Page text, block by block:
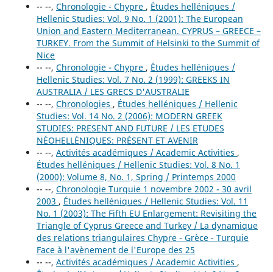
-- --, Chronologie - Chypre , Études helléniques /
Hellenic Studies: Vol. 9 No. 1 (2001): The European
Union and Eastern Mediterranean. CYPRUS – GREECE –
TURKEY. From the Summit of Helsinki to the Summit of
Nice
-- --, Chronologie - Chypre , Études helléniques /
Hellenic Studies: Vol. 7 No. 2 (1999): GREEKS IN
AUSTRALIA / LES GRECS D'AUSTRALIE
-- --, Chronologies , Études helléniques / Hellenic
Studies: Vol. 14 No. 2 (2006): MODERN GREEK
STUDIES: PRESENT AND FUTURE / LES ETUDES
NÉOHELLÉNIQUES: PRÉSENT ET AVENIR
-- --, Activités académiques / Academic Activities ,
Études helléniques / Hellenic Studies: Vol. 8 No. 1
(2000): Volume 8, No. 1, Spring / Printemps 2000
-- --, Chronologie Turquie 1 novembre 2002 - 30 avril
2003 , Études helléniques / Hellenic Studies: Vol. 11
No. 1 (2003): The Fifth EU Enlargement: Revisiting the
Triangle of Cyprus Greece and Turkey / La dynamique
des relations triangulaires Chypre - Grèce - Turquie
Face à l'avènement de l'Europe des 25
-- --, Activités académiques / Academic Activities ,